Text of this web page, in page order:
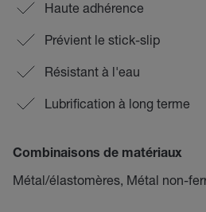
Haute adhérence
Prévient le stick-slip
Résistant à l'eau
Lubrification à long terme
Combinaisons de matériaux
Métal/élastomères, Métal non-